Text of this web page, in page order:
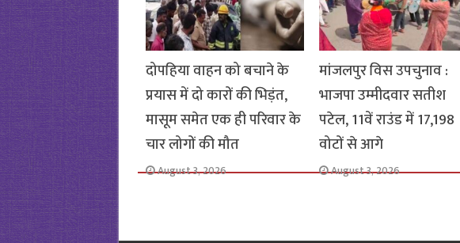
दोपहिया वाहन को बचाने के
प्रयास में दो कारों की भिड़ंत,
मासूम समेत एक ही परिवार के
चार लोगों की मौत
August 3, 2026
मांजलपुर विस उपचुनाव :
भाजपा उम्मीदवार सतीश
पटेल, 11वें राउंड में 17,198
वोटों से आगे
August 3, 2026